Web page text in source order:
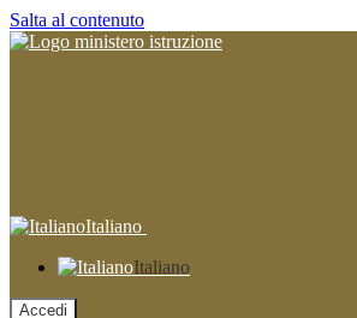
Salta al contenuto
Italiano
Italiano
Accedi